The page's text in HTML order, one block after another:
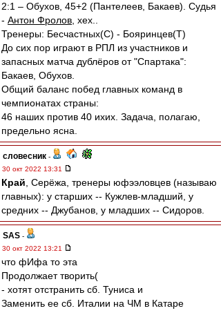
2:1 – Обухов, 45+2 (Пантелеев, Бакаев). Судья
- Антон Фролов , хех..
Тренеры: Бесчастных(С) - Бояринцев(Т)
До сих пор играют в РПЛ из участников и
запасных матча дублёров от "Спартака":
Бакаев, Обухов.
Общий баланс побед главных команд в
чемпионатах страны:
46 наших против 40 ихих. Задача, полагаю,
предельно ясна.
словесник -
30 окт 2022 13:31
Край , Серёжа, тренеры юфээловцев (называю
главных): у старших -- Кужлев-младший, у
средних -- Джубанов, у младших -- Сидоров.
SAS -
30 окт 2022 13:21
что фИфа то эта
Продолжает творить(
- хотят отстранить сб. Туниса и
Заменить ее сб. Италии на ЧМ в Катаре